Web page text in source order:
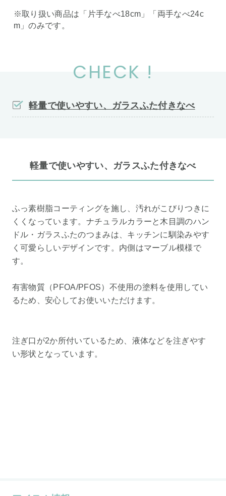
※取り扱い商品は「片手なべ18cm」「両手なべ24c
m」のみです。
CHECK !
軽量で使いやすい、ガラスふた付きなべ
軽量で使いやすい、ガラスふた付きなべ
ふっ素樹脂コーティングを施し、汚れがこびりつきに
くくなっています。ナチュラルカラーと木目調のハン
ドル・ガラスふたのつまみは、キッチンに馴染みやす
く可愛らしいデザインです。内側はマーブル模様で
す。
有害物質（PFOA/PFOS）不使用の塗料を使用してい
るため、安心してお使いいただけます。
注ぎ口が2か所付いているため、液体などを注ぎやす
い形状となっています。